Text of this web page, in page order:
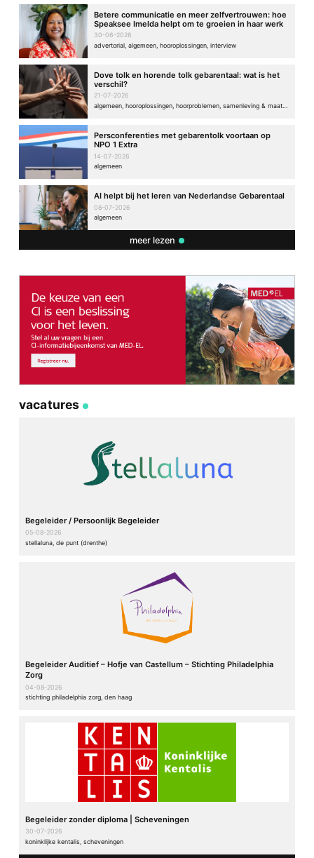
Reactie*
Naam*
E-mail*
Betere communicatie en meer zelfvertrouwen: hoe
Speaksee Imelda helpt om te groeien in haar werk
30-06-2026
advertorial, algemeen, hooroplossingen, interview
Dove tolk en horende tolk gebarentaal: wat is het
verschil?
21-07-2026
Persconferenties met gebarentolk voortaan op
NPO 1 Extra
14-07-2026
algemeen
AI helpt bij het leren van Nederlandse Gebarentaal
08-07-2026
algemeen
meer lezen
vacatures
Begeleider / Persoonlijk Begeleider
05-08-2026
stellaluna, de punt (drenthe)
Begeleider Auditief – Hofje van Castellum – Stichting Philadelphia
Zorg
04-08-2026
stichting philadelphia zorg, den haag
Begeleider zonder diploma | Scheveningen
30-07-2026
koninklijke kentalis, scheveningen